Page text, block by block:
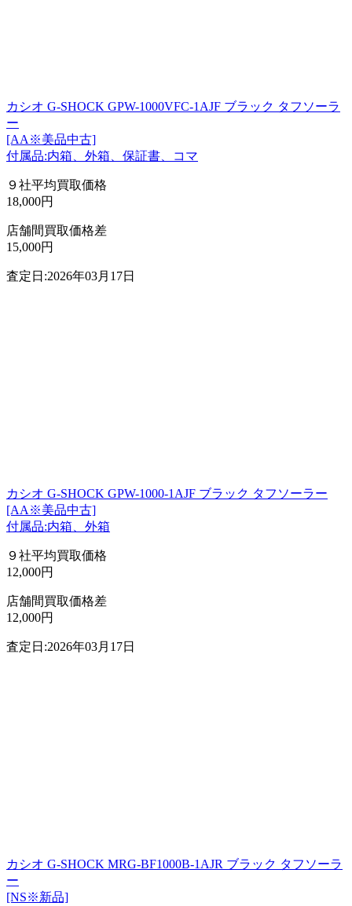
カシオ G-SHOCK GPW-1000VFC-1AJF ブラック タフソーラ
ー
[AA※美品中古]
付属品:内箱、外箱、保証書、コマ
９社平均買取価格
18,000円
店舗間買取価格差
15,000円
査定日:2026年03月17日
カシオ G-SHOCK GPW-1000-1AJF ブラック タフソーラー
[AA※美品中古]
付属品:内箱、外箱
９社平均買取価格
12,000円
店舗間買取価格差
12,000円
査定日:2026年03月17日
カシオ G-SHOCK MRG-BF1000B-1AJR ブラック タフソーラ
ー
[NS※新品]